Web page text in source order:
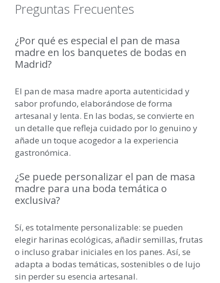
Preguntas Frecuentes
¿Por qué es especial el pan de masa
madre en los banquetes de bodas en
Madrid?
El pan de masa madre aporta autenticidad y
sabor profundo, elaborándose de forma
artesanal y lenta. En las bodas, se convierte en
un detalle que refleja cuidado por lo genuino y
añade un toque acogedor a la experiencia
gastronómica.
¿Se puede personalizar el pan de masa
madre para una boda temática o
exclusiva?
Sí, es totalmente personalizable: se pueden
elegir harinas ecológicas, añadir semillas, frutas
o incluso grabar iniciales en los panes. Así, se
adapta a bodas temáticas, sostenibles o de lujo
sin perder su esencia artesanal.